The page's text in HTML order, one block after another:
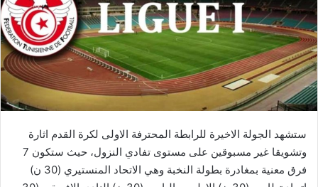
ستشهد الجولة الاخيرة للرابطة المحترفة الاولى لكرة القدم اثارة
وتشويقا غير مسبوقين على مستوى تفادي النزول، حيث ستكون 7
فرق معنية بمغادرة بطولة النخبة وهي الاتحاد المنستيري (30 ن)